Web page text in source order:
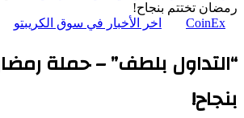
رمضان تختتم بنجاح!
CoinEx
اخر الأخبار في سوق الكريبتو
“التداول بلطف” – حملة
بنجاح!